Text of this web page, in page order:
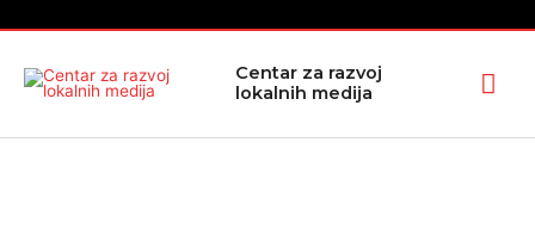
Centar za razvoj
lokalnih medija